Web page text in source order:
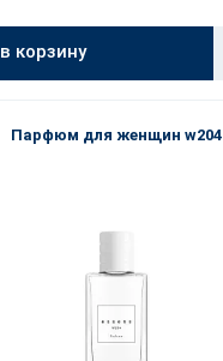
в корзину
Парфюм для женщин w204